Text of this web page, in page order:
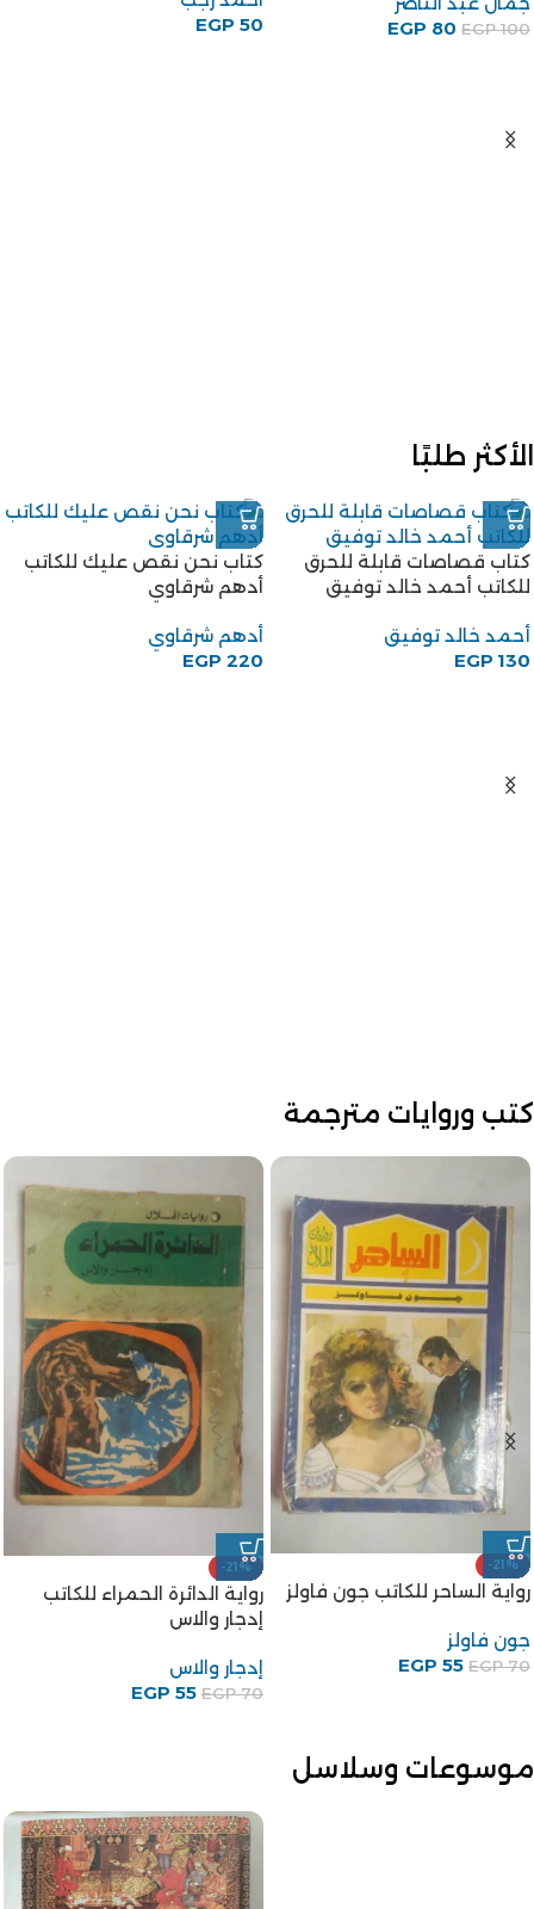
EGP100
EGP 80
EGP 50
الأكثر طلبًا
كتاب قصاصات قابلة للحرق
للكاتب أحمد خالد توفيق
أحمد خالد توفيق
EGP 130
كتاب نحن نقص عليك للكاتب
أدهم شرقاوي
أدهم شرقاوي
EGP 220
كتب وروايات مترجمة
-21%
رواية الساحر للكاتب جون فاولز
جون فاولز
EGP70
EGP 55
-21%
رواية الدائرة الحمراء للكاتب
إدجار والاس
إدجار والاس
EGP70
EGP 55
موسوعات وسلاسل